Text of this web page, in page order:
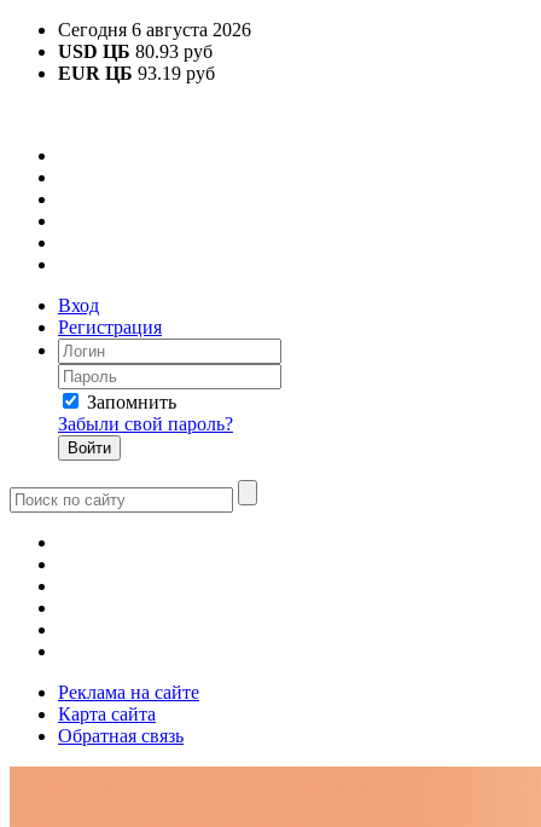
Сегодня 6 августа 2026
USD ЦБ 80.93 руб
EUR ЦБ 93.19 руб
Вход
Регистрация
Запомнить
Забыли свой пароль?
Реклама на сайте
Карта сайта
Обратная связь